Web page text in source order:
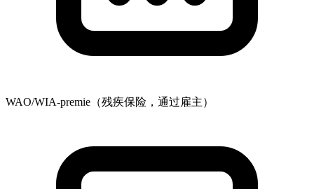
WAO/WIA-premie（残疾保险，通过雇主）